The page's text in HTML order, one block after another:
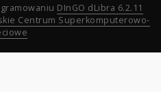
DInGO dLibra 6.2.11
Centrum Superkomputerowo-